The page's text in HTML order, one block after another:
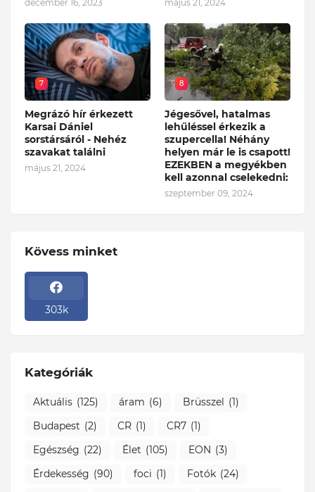
december 16, 2023 május 21, 2024
7
Megrázó hír érkezett
Karsai Dániel
sorstársáról - Nehéz
szavakat találni
május 21, 2024
8
Jégesővel, hatalmas
lehűléssel érkezik a
szupercella! Néhány
helyen már le is csapott!
EZEKBEN a megyékben
kell azonnal cselekedni:
szeptember 09, 2024
Kövess minket
303k
Kategóriák
Aktuális (125) áram (6) Brüsszel (1)
Budapest (2) CR (1) CR7 (1)
Egészség (22) Élet (105) EON (3)
Érdekesség (90) foci (1) Fotók (24)